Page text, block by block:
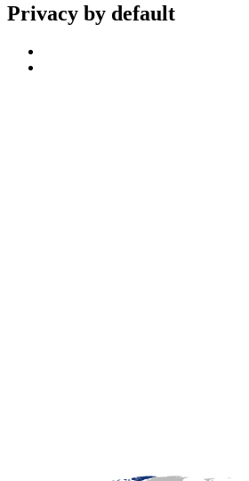
Privacy by default